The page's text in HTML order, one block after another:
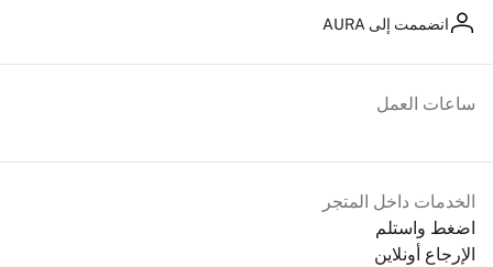
انضممت إلى AURA
الخدمات داخل المتجر
اضغط واستلم
الإرجاع أونلاين
ساعات العمل